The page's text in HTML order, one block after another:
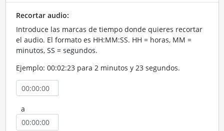
Recortar audio:
Introduce las marcas de tiempo donde quieres recortar
el audio. El formato es HH:MM:SS. HH = horas, MM =
minutos, SS = segundos.
Ejemplo: 00:02:23 para 2 minutos y 23 segundos.
a